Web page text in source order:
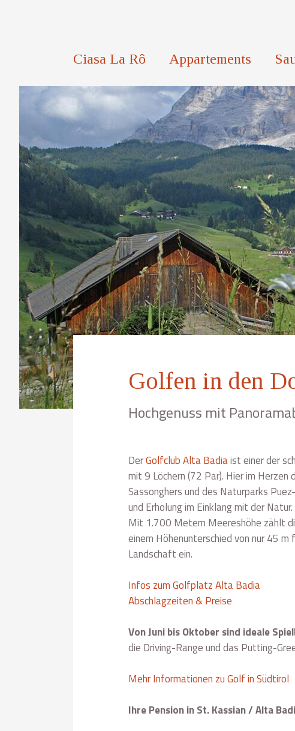
Ciasa La Rô Appartements
Golfen in den
Hochgenuss mit
DerGolfclub Alta Badiaist einer der
mit 9 Löchern (72 Par). Hier im
Sassonghers und des Naturparks
und Erholung im Einklang mit der Natur.
Mit 1.700 Metern Meereshöhe zählt
einem Höhenunterschied von nur 45
Landschaft ein.
Infos zum Golfplatz Alta Badia
Abschlagzeiten & Preise
Von Juni bis Oktober sind ideale
die Driving-Range und das Putting-
Mehr Informationen zu Golf in Südtirol
Ihre Pension in St. Kassian / Alta